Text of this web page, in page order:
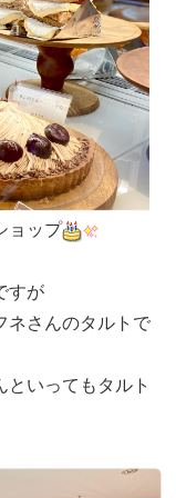
ョップ
すが
ネさんのタルトで
といってもタルト